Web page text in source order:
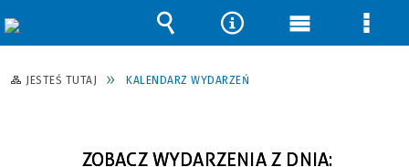
JESTEŚ TUTAJ KALENDARZ WYDARZEŃ
ZOBACZ WYDARZENIA Z DNIA:
Wyszukiwarka
Narzędzia
Menu Menu